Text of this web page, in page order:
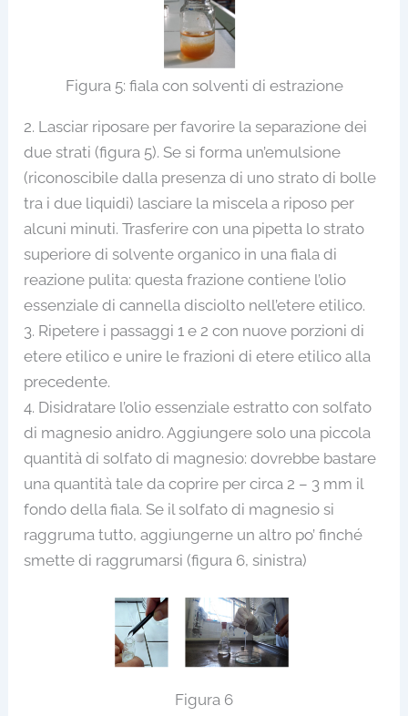
Figura 5: fiala con solventi di estrazione
2. Lasciar riposare per favorire la separazione dei
due strati (figura 5). Se si forma un’emulsione
(riconoscibile dalla presenza di uno strato di bolle
tra i due liquidi) lasciare la miscela a riposo per
alcuni minuti. Trasferire con una pipetta lo strato
superiore di solvente organico in una fiala di
reazione pulita: questa frazione contiene l’olio
essenziale di cannella disciolto nell’etere etilico.
3. Ripetere i passaggi 1 e 2 con nuove porzioni di
etere etilico e unire le frazioni di etere etilico alla
precedente.
4. Disidratare l’olio essenziale estratto con solfato
di magnesio anidro. Aggiungere solo una piccola
quantità di solfato di magnesio: dovrebbe bastare
una quantità tale da coprire per circa 2 – 3 mm il
fondo della fiala. Se il solfato di magnesio si
raggruma tutto, aggiungerne un altro po’ finché
smette di raggrumarsi (figura 6, sinistra)
Figura 6